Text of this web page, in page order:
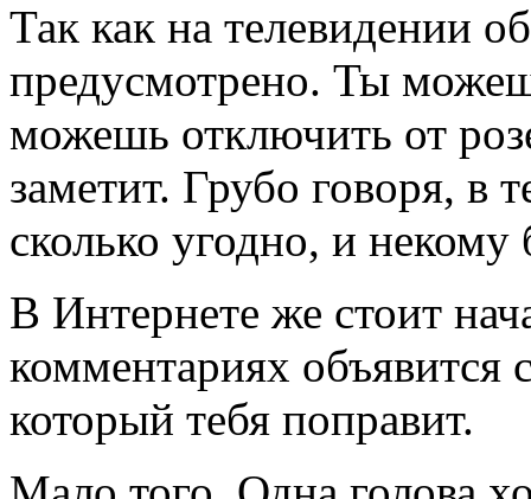
Так как на телевидении
предусмотрено. Ты
можешь отключить от
заметит. Грубо говоря, в
сколько угодно, и некому
В Интернете же стоит
комментариях объявится
который тебя поправит.